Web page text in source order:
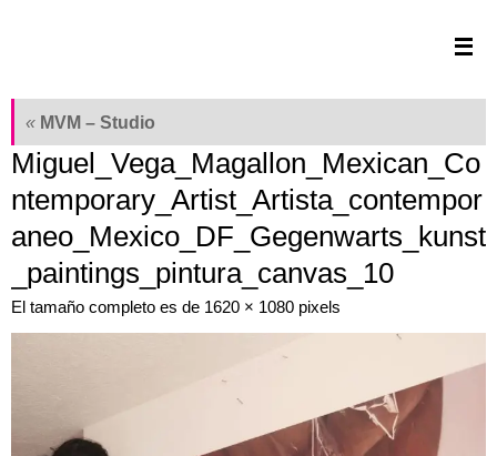
« MVM – Studio
Miguel_Vega_Magallon_Mexican_Co
ntemporary_Artist_Artista_contempor
aneo_Mexico_DF_Gegenwarts_kunst
_paintings_pintura_canvas_10
El tamaño completo es de 1620 × 1080 pixels